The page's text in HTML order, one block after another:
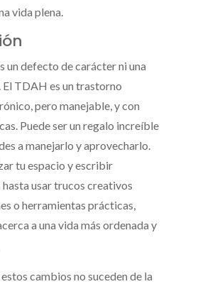
vida plena.
un defecto de carácter ni una
El TDAH es un trastorno
pero manejable, y con
Puede ser un regalo increíble
a manejarlo y aprovecharlo.
tu espacio y escribir
usar trucos creativos
o herramientas prácticas,
a una vida más ordenada y
cambios no suceden de la